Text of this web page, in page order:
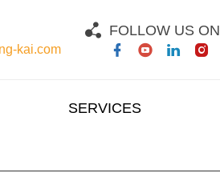
kai.com
FOLLOW US ON
SERVICES